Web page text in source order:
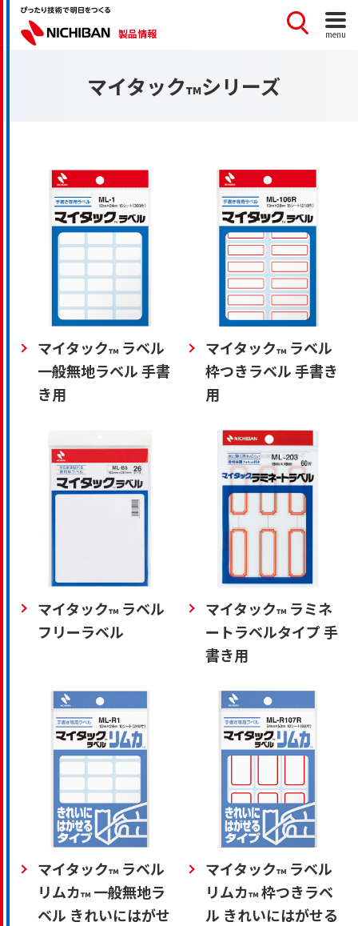
製品情報 menu
マイタック™シリーズ
マイタック™ラベル
一般無地ラベル 手書
き用
マイタック™ラベル
枠つきラベル 手書き
用
マイタック™ラベル
フリーラベル
マイタック™ラミネ
ートラベルタイプ 手
書き用
マイタック™ラベル
リムカ™一般無地ラ
ベル きれいにはがせ
マイタック™ラベル
リムカ™枠つきラベ
ル きれいにはがせる